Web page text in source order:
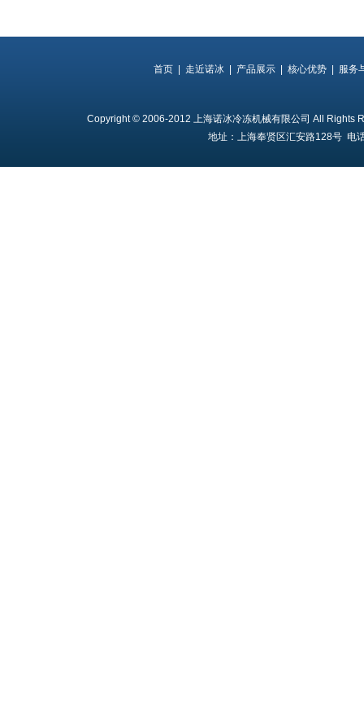
首页 走近诺冰 产品展示 核心优势 服务
Copyright © 2006-2012 上海诺冰冷冻机械有限公司 All Rights
地址：上海奉贤区汇安路128号